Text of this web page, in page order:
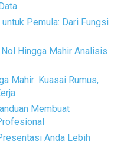
Pemula: Dari Fungsi
Hingga Mahir Analisis
Mahir: Kuasai Rumus,
Membuat
Anda Lebih